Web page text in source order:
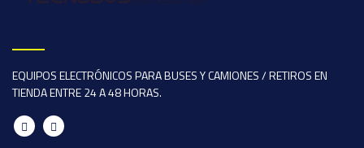
EQUIPOS ELECTRÓNICOS PARA BUSES Y CAMIONES / RETIROS EN
TIENDA ENTRE 24 A 48 HORAS.